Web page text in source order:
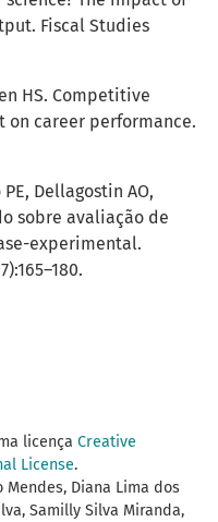
Fiscal Studies
HS. Competitive
on career performance.
Dellagostin AO,
sobre avaliação de
experimental.
licença Creative
License.
Mendes, Diana Lima dos
Samilly Silva Miranda,